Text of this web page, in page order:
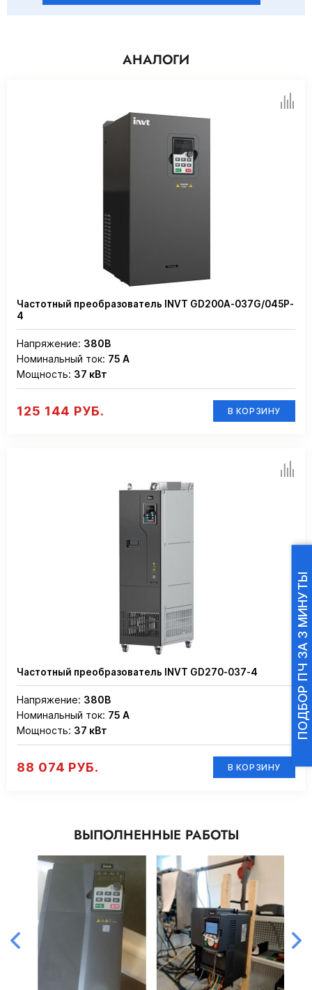
АНАЛОГИ
Частотный преобразователь INVT GD200A-037G/045P-
4
Напряжение: 380В
Номинальный ток: 75 А
Мощность: 37 кВт
125 144 РУБ. В КОРЗИНУ
Частотный преобразователь INVT GD270-037-4
Напряжение: 380В
Номинальный ток: 75 А
Мощность: 37 кВт
88 074 РУБ. В КОРЗИНУ
ВЫПОЛНЕННЫЕ РАБОТЫ
ПОДБОР ПЧ ЗА 3 МИНУТЫ